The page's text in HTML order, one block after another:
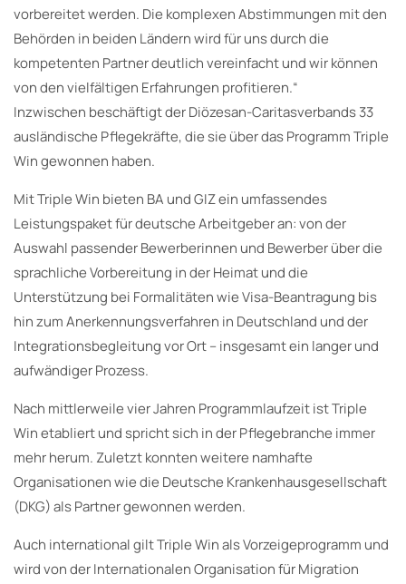
vorbereitet werden. Die komplexen Abstimmungen mit den
Behörden in beiden Ländern wird für uns durch die
kompetenten Partner deutlich vereinfacht und wir können
von den vielfältigen Erfahrungen profitieren.“
Inzwischen beschäftigt der Diözesan-Caritasverbands 33
ausländische Pflegekräfte, die sie über das Programm Triple
Win gewonnen haben.
Mit Triple Win bieten BA und GIZ ein umfassendes
Leistungspaket für deutsche Arbeitgeber an: von der
Auswahl passender Bewerberinnen und Bewerber über die
sprachliche Vorbereitung in der Heimat und die
Unterstützung bei Formalitäten wie Visa-Beantragung bis
hin zum Anerkennungsverfahren in Deutschland und der
Integrationsbegleitung vor Ort – insgesamt ein langer und
aufwändiger Prozess.
Nach mittlerweile vier Jahren Programmlaufzeit ist Triple
Win etabliert und spricht sich in der Pflegebranche immer
mehr herum. Zuletzt konnten weitere namhafte
Organisationen wie die Deutsche Krankenhausgesellschaft
(DKG) als Partner gewonnen werden.
Auch international gilt Triple Win als Vorzeigeprogramm und
wird von der Internationalen Organisation für Migration